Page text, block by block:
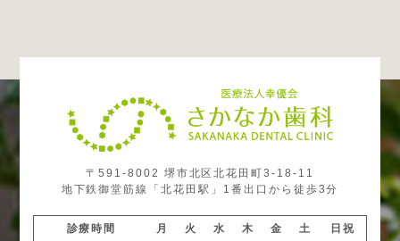
〒591-8002 堺市北区北花田町3-18-11
地下鉄御堂筋線「北花田駅」1番出口から徒歩3分
診療時間 月 火 水 木 金 土 日祝